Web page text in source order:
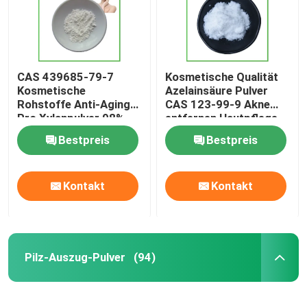
CAS 439685-79-7
Kosmetische
Rohstoffe Anti-Aging
Pro Xylanpulver 98%
Reinheit
Bestpreis
Kontakt
Kosmetische Qualität
Azelainsäure Pulver
CAS 123-99-9 Akne
entfernen Hautpflege
Rohstoff
Bestpreis
Kontakt
Pilz-Auszug-Pulver (94)